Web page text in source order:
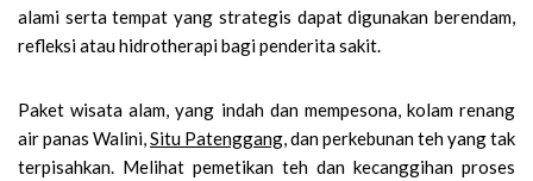
alami serta tempat yang strategis dapat digunakan berendam,
refleksi atau hidrotherapi bagi penderita sakit.
Paket wisata alam, yang indah dan mempesona, kolam renang
air panas Walini,Situ Patenggang, dan perkebunan teh yang tak
terpisahkan. Melihat pemetikan teh dan kecanggihan proses